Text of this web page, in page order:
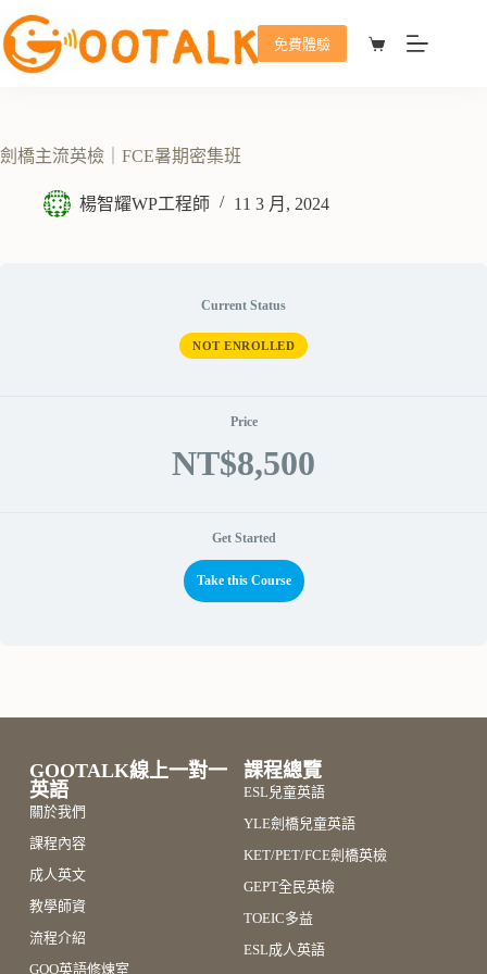
免費體驗
劍橋主流英檢｜FCE暑期密集班
楊智耀WP工程師 11 3 月, 2024
Current Status
NOT ENROLLED
Price
NT$8,500
Get Started
Take this Course
GOOTALK線上一對一
英語
關於我們
課程內容
成人英文
教學師資
流程介紹
GOO英語修煉室
課程總覽
ESL兒童英語
YLE劍橋兒童英語
KET/PET/FCE劍橋英檢
GEPT全民英檢
TOEIC多益
ESL成人英語